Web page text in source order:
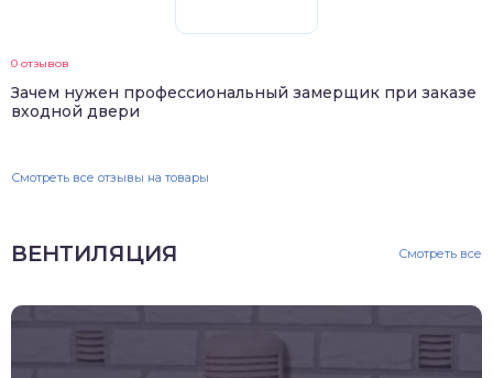
0 отзывов
Зачем нужен профессиональный замерщик при заказе
входной двери
Смотреть все отзывы на товары
ВЕНТИЛЯЦИЯ Смотреть все